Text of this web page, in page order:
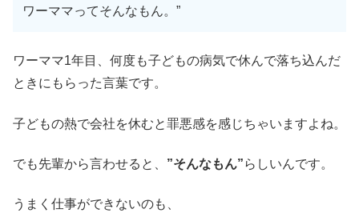
ワーママってそんなもん。”
ワーママ1年目、何度も子どもの病気で休んで落ち込んだ
ときにもらった言葉です。
子どもの熱で会社を休むと罪悪感を感じちゃいますよね。
でも先輩から言わせると、 ”そんなもん”らしいんです。
うまく仕事ができないのも、